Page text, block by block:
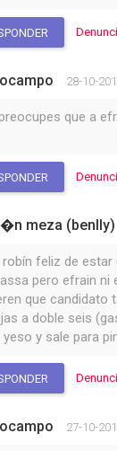
28-10-
que a
meza (benlly)
robín feliz de
pero efrain ni
que candidato
a doble seis
yeso y sale para
27-10-